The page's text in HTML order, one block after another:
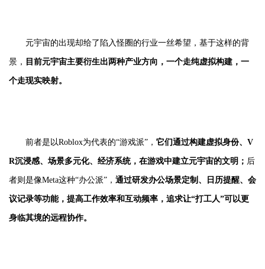
元宇宙的出现却给了陷入怪圈的行业一丝希望，基于这样的背
景， 目前元宇宙主要衍生出两种产业方向，一个走纯虚拟构建，一
个走现实映射。
前者是以Roblox为代表的“游戏派”， 它们通过构建虚拟身份、V
R沉浸感、场景多元化、经济系统，在游戏中建立元宇宙的文明； 后
者则是像Meta这种“办公派”， 通过研发办公场景定制、日历提醒、会
议记录等功能，提高工作效率和互动频率，追求让“打工人”可以更
身临其境的远程协作。